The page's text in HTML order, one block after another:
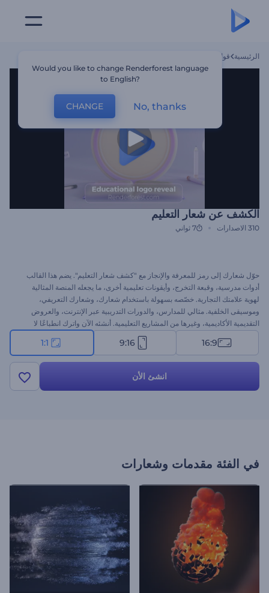
الرئيسية قوالب
الكشف عن شعار التعليم
310 الاصدارات 7 ثواني
حوّل شعارك إلى رمز للمعرفة والإنجاز مع "كشف شعار التعليم". يضم هذا القالب
أدوات مدرسية، وقبعة التخرج، وأيقونات تعليمية أخرى، ما يجعله المنصة المثالية
لهوية علامتك التجارية. خصّصه بسهولة باستخدام شعارك، وشعارك التعريفي،
وموسيقى الخلفية. مثالي للمدارس، والدورات التدريبية عبر الإنترنت، والعروض
التقديمية الأكاديمية، وغيرها من المشاريع التعليمية. أنشئه الآن واترك انطباعًا لا
يُنسى لدى الطلاب، والمعلمين، وجمهورك!
16:9
9:16
1:1
انشئ الأن
في الفئة مقدمات وشعارات
Would you like to change Renderforest language
to English?
CHANGE No, thanks